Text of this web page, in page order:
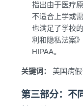
指出由于医疗
不适合上学或
也满足了学校
利和隐私法案
HIPAA。
关键词： 美国病
第三部分：不